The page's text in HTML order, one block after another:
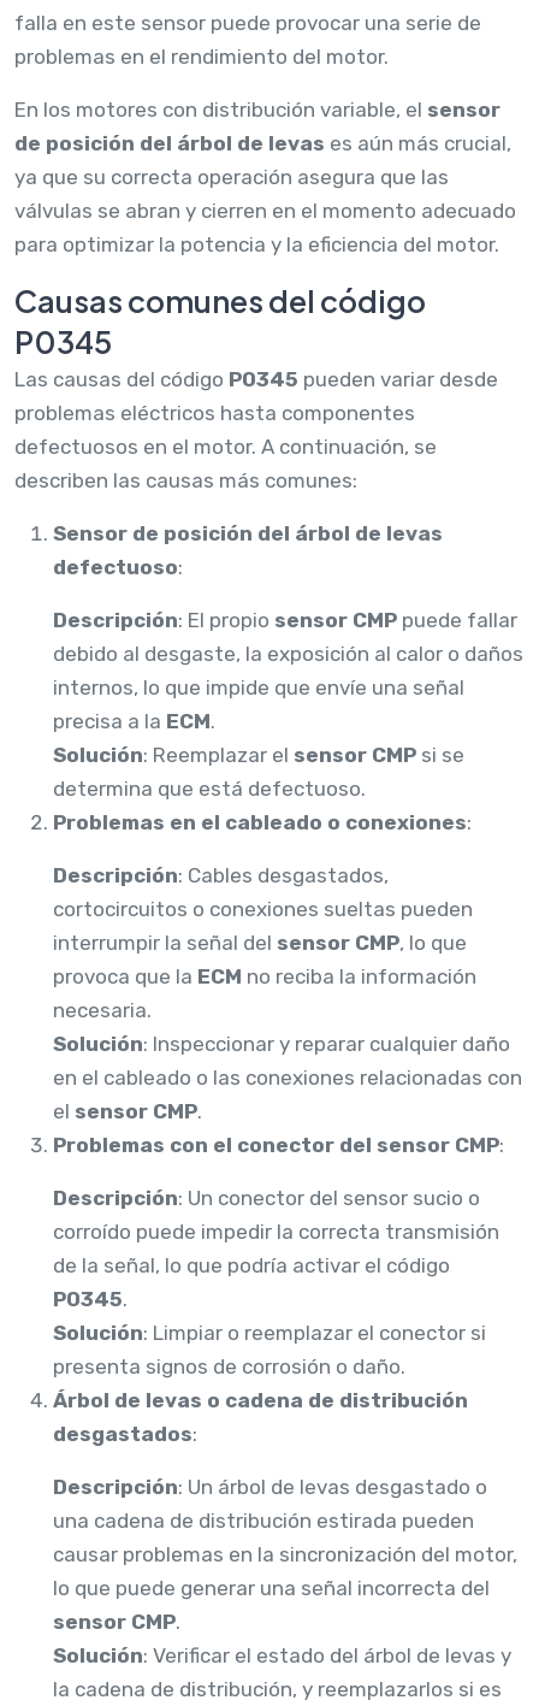
falla en este sensor puede provocar una serie de
problemas en el rendimiento del motor.
En los motores con distribución variable, el sensor
de posición del árbol de levas es aún más crucial,
ya que su correcta operación asegura que las
válvulas se abran y cierren en el momento adecuado
para optimizar la potencia y la eficiencia del motor.
Causas comunes del código
P0345
Las causas del código P0345 pueden variar desde
problemas eléctricos hasta componentes
defectuosos en el motor. A continuación, se
describen las causas más comunes:
Sensor de posición del árbol de levas
defectuoso:
Descripción: El propio sensor CMP puede fallar
debido al desgaste, la exposición al calor o daños
internos, lo que impide que envíe una señal
precisa a la ECM.
Solución: Reemplazar el sensor CMP si se
determina que está defectuoso.
Problemas en el cableado o conexiones:
Descripción: Cables desgastados,
cortocircuitos o conexiones sueltas pueden
interrumpir la señal del sensor CMP, lo que
provoca que la ECM no reciba la información
necesaria.
Solución: Inspeccionar y reparar cualquier daño
en el cableado o las conexiones relacionadas con
el sensor CMP.
Problemas con el conector del sensor CMP:
Descripción: Un conector del sensor sucio o
corroído puede impedir la correcta transmisión
de la señal, lo que podría activar el código
P0345.
Solución: Limpiar o reemplazar el conector si
presenta signos de corrosión o daño.
Árbol de levas o cadena de distribución
desgastados:
Descripción: Un árbol de levas desgastado o
una cadena de distribución estirada pueden
causar problemas en la sincronización del motor,
lo que puede generar una señal incorrecta del
sensor CMP.
Solución: Verificar el estado del árbol de levas y
la cadena de distribución, y reemplazarlos si es